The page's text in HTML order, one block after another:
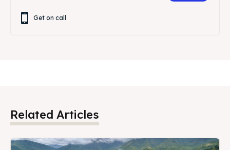
Get on call
Related Articles